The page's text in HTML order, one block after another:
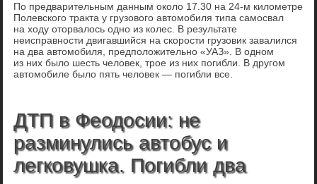
По предварительным данным около 17.30 на 24-м километре
Полевского тракта у грузового автомобиля типа самосвал
на ходу оторвалось одно из колес. В результате
неисправности двигавшийся на скорости грузовик завалился
на два автомобиля, предположительно «УАЗ». В одном
из них было шесть человек, трое из них погибли. В другом
автомобиле было пять человек — погибли все.
ДТП в Феодосии: не
разминулись автобус и
легковушка. Погибли два